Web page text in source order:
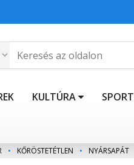
KULTÚRA SPORT
• KŐRÖSTETÉTLEN • NYÁRSAPÁT